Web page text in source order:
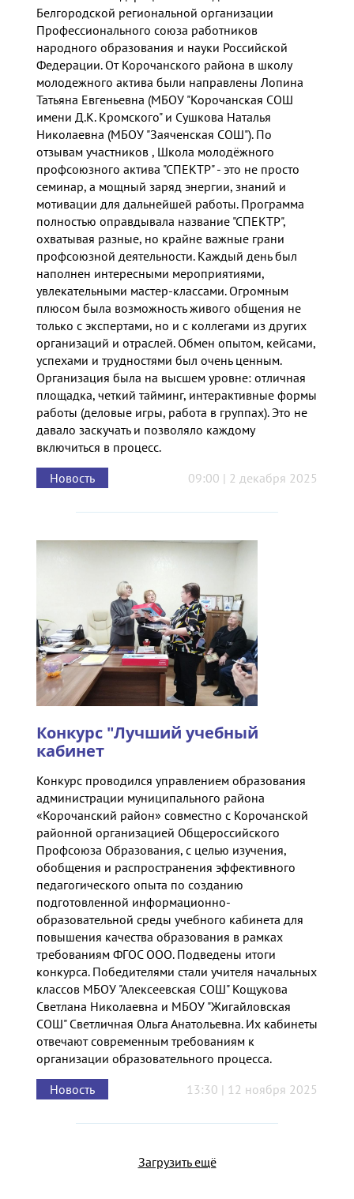
Белгородской региональной организации
Профессионального союза работников
народного образования и науки Российской
Федерации. От Корочанского района в школу
молодежного актива были направлены Лопина
Татьяна Евгеньевна (МБОУ "Корочанская СОШ
имени Д.К. Кромского" и Сушкова Наталья
Николаевна (МБОУ "Заяченская СОШ"). По
отзывам участников , Школа молодёжного
профсоюзного актива "СПЕКТР" - это не просто
семинар, а мощный заряд энергии, знаний и
мотивации для дальнейшей работы. Программа
полностью оправдывала название "СПЕКТР",
охватывая разные, но крайне важные грани
профсоюзной деятельности. Каждый день был
наполнен интересными мероприятиями,
увлекательными мастер-классами. Огромным
плюсом была возможность живого общения не
только с экспертами, но и с коллегами из других
организаций и отраслей. Обмен опытом, кейсами,
успехами и трудностями был очень ценным.
Организация была на высшем уровне: отличная
площадка, четкий тайминг, интерактивные формы
работы (деловые игры, работа в группах). Это не
давало заскучать и позволяло каждому
включиться в процесс.
Новость
09:00 | 2 декабря 2025
Конкурс "Лучший учебный
кабинет
Конкурс проводился управлением образования
администрации муниципального района
«Корочанский район» совместно с Корочанской
районной организацией Общероссийского
Профсоюза Образования, с целью изучения,
обобщения и распространения эффективного
педагогического опыта по созданию
подготовленной информационно-
образовательной среды учебного кабинета для
повышения качества образования в рамках
требованиям ФГОС ООО. Подведены итоги
конкурса. Победителями стали учителя начальных
классов МБОУ "Алексеевская СОШ" Кощукова
Светлана Николаевна и МБОУ "Жигайловская
СОШ" Светличная Ольга Анатольевна. Их кабинеты
отвечают современным требованиям к
организации образовательного процесса.
Новость
13:30 | 12 ноября 2025
Загрузить ещё